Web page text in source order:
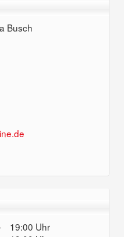
Busch
19:00 Uhr